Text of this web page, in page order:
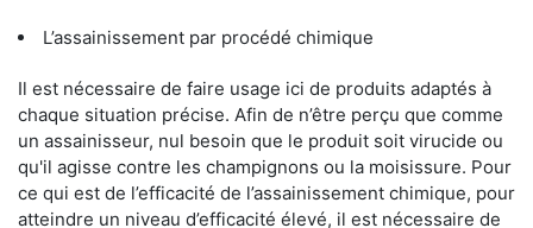
L’assainissement par procédé chimique
Il est nécessaire de faire usage ici de produits adaptés à
chaque situation précise. Afin de n’être perçu que comme
un assainisseur, nul besoin que le produit soit virucide ou
qu'il agisse contre les champignons ou la moisissure. Pour
ce qui est de l’efficacité de l’assainissement chimique, pour
atteindre un niveau d’efficacité élevé, il est nécessaire de